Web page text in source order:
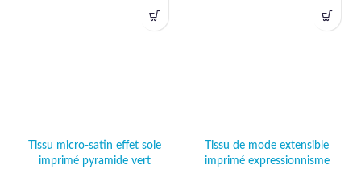
Tissu micro-satin effet soie
imprimé pyramide vert
Tissu de mode extensible
imprimé expressionnisme